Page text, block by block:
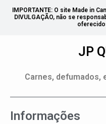
IMPORTANTE: O site Made in
DIVULGAÇÃO, não se
JP
Carnes, defumados,
Informações